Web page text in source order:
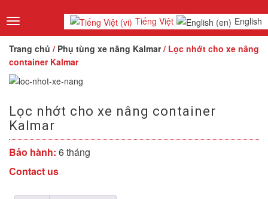
Toggle
navigation
Tiếng Việt English
Trang chủ / Phụ tùng xe nâng Kalmar/ Lọc nhớt cho xe nâng
container Kalmar
Lọc nhớt cho xe nâng container
Kalmar
Bảo hành: 6 tháng
Contact us